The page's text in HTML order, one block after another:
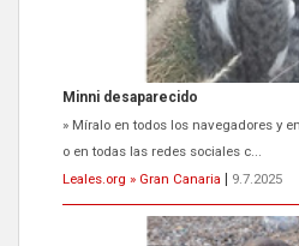
Minni desaparecido
» Míralo en todos los navegadores y
o en todas las redes sociales c...
Leales.org » Gran Canaria | 9.7.2025